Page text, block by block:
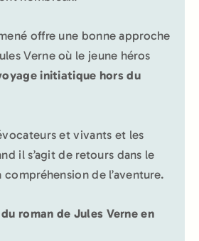
offre une bonne approche
Verne où le jeune héros
initiatique hors du
et vivants et les
il s’agit de retours dans le
de l’aventure.
roman de Jules Verne en